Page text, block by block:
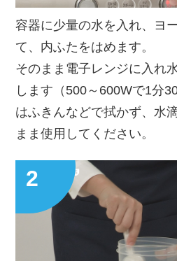
容器に少量の水を入れ、ヨ
て、内ふたをはめます。
そのまま電子レンジに入れ
します（500～600Wで1分
はふきんなどで拭かず、水
まま使用してください。